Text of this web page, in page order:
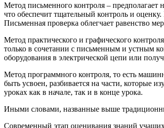
Метод письменного контроля – предполагает
что обеспечит тщательный контроль и
Письменная проверка облегчает равенство
Метод практического и графического
только в сочетании с письменным и устным
оборудования в электрической цепи или
Метод программного контроля, то есть
быть усвоен, разбивается на части, которые
уроках как в начале, так и в конце урока.
Иными словами, названные выше
Современный этап оценивания знаний